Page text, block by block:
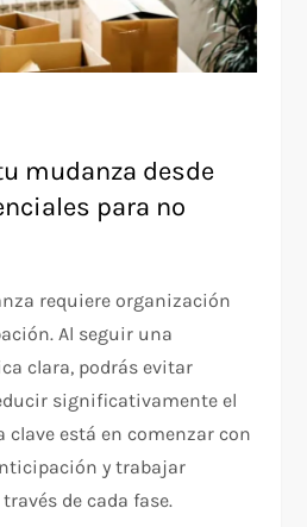
mudanza desde
para no
requiere organización
Al seguir una
clara, podrás evitar
significativamente el
clave está en comenzar con
y trabajar
de cada fase.​